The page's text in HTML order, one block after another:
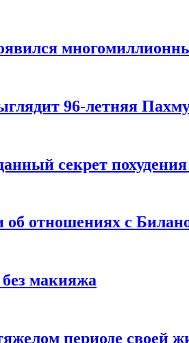
96-летняя
секрет
об отношениях с
макияжа
периоде своей